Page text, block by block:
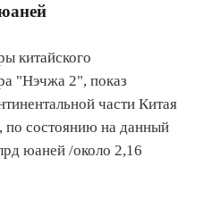
китайского
"Нэчжа 2", показ
части Китая
по состоянию на данный
юаней /около 2,16